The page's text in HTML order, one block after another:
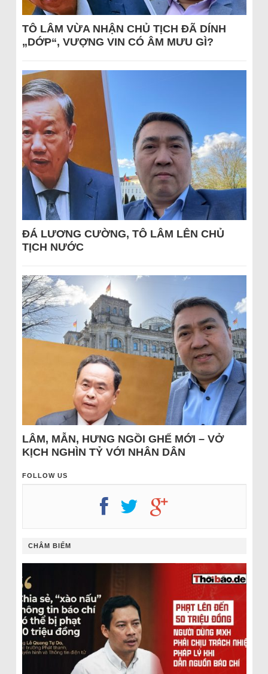
TÔ LÂM VỪA NHẬN CHỦ TỊCH ĐÃ DÍNH
„DỚP“, VƯỢNG VIN CÓ ÂM MƯU GÌ?
ĐÁ LƯƠNG CƯỜNG, TÔ LÂM LÊN CHỦ
TỊCH NƯỚC
LÂM, MẪN, HƯNG NGỒI GHẾ MỚI – VỞ
KỊCH NGHÌN TỶ VỚI NHÂN DÂN
FOLLOW US
CHÂM BIẾM